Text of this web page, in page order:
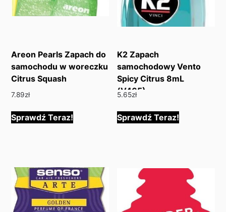
Areon Pearls Zapach do
samochodu w woreczku
Citrus Squash
7.89zł
Sprawdź Teraz!
K2 Zapach
samochodowy Vento
Spicy Citrus 8mL
(V465)
5.65zł
Sprawdź Teraz!